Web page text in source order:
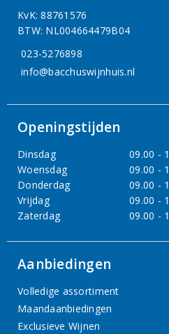
KvK: 88761576
BTW: NL004664479B04
023-5276898
info@bacchuswijnhuis.nl
Openingstijden
Dinsdag
09.00 -
Woensdag
09.00 -
Donderdag
09.00 -
Vrijdag
09.00 -
Zaterdag
09.00 -
Aanbiedingen
Volledige assortiment
Maandaanbiedingen
Exclusieve Wijnen